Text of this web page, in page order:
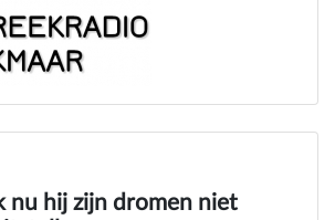
nu hij zijn dromen niet